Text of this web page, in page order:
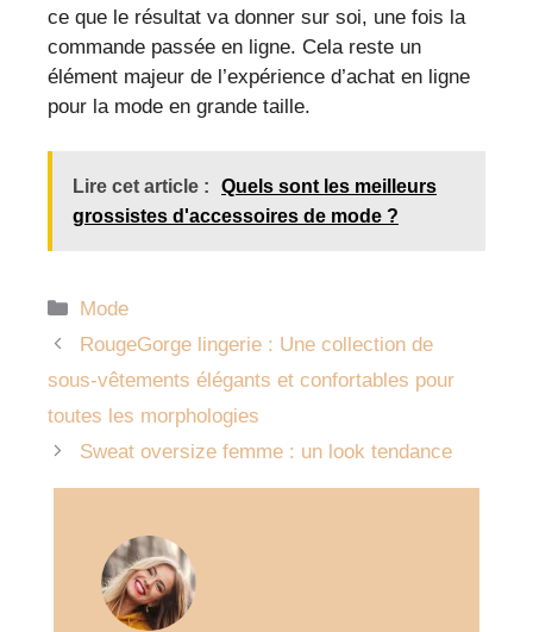
ce que le résultat va donner sur soi, une fois la
commande passée en ligne. Cela reste un
élément majeur de l’expérience d’achat en ligne
pour la mode en grande taille.
Lire cet article :
Quels sont les meilleurs
grossistes d'accessoires de mode ?
Catégories
Mode
RougeGorge lingerie : Une collection de
sous-vêtements élégants et confortables pour
toutes les morphologies
Sweat oversize femme : un look tendance